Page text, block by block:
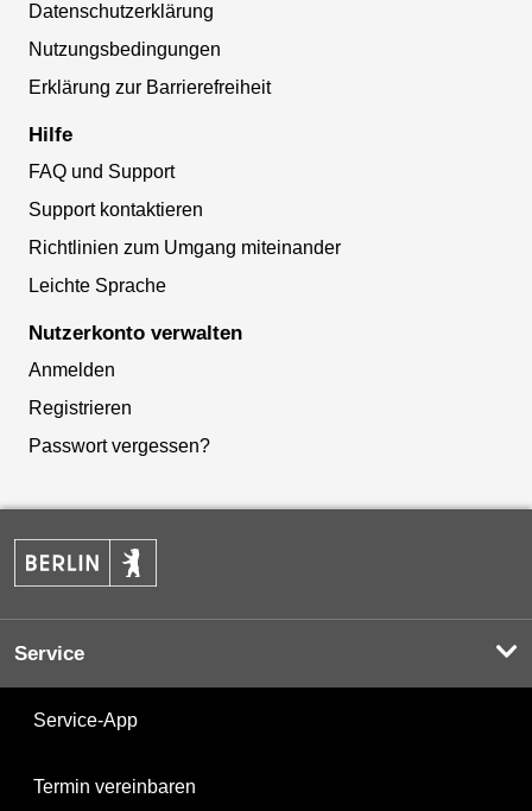
Datenschutzerklärung
Nutzungsbedingungen
Erklärung zur Barrierefreiheit
Hilfe
FAQ und Support
Support kontaktieren
Richtlinien zum Umgang miteinander
Leichte Sprache
Nutzerkonto verwalten
Anmelden
Registrieren
Passwort vergessen?
Service
Service-App
Termin vereinbaren